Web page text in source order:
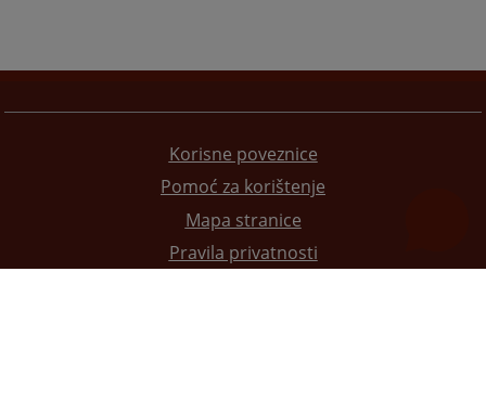
Korisne poveznice
Pomoć za korištenje
Mapa stranice
Pravila privatnosti